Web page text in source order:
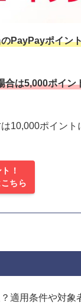
PayPayポイン
合は5,000ポイン
10,000ポイン
！
ちら
適用条件や対象